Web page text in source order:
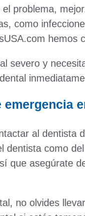
problema,
como
hemos
severo y
al dentista
dentista como
que asegúrate
no olvides